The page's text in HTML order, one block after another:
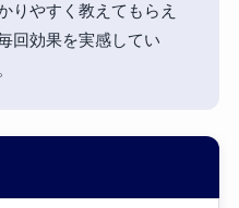
りやすく教えてもらえ
回効果を実感してい